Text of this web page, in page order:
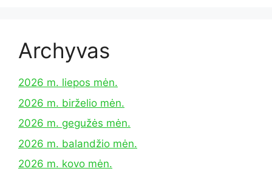
Archyvas
2026 m. liepos mėn.
2026 m. birželio mėn.
2026 m. gegužės mėn.
2026 m. balandžio mėn.
2026 m. kovo mėn.